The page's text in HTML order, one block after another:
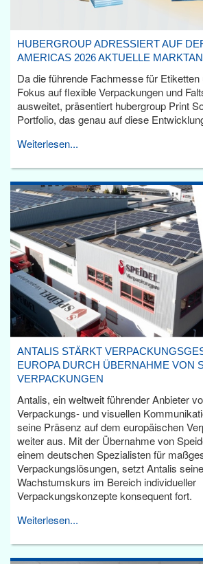
HUBERGROUP ADRESSIERT AUF
AMERICAS 2026 AKTUELLE
Da die führende Fachmesse für
Fokus auf flexible Verpackungen und
ausweitet, präsentiert hubergroup Print
Portfolio, das genau auf diese
Weiterlesen...
ANTALIS STÄRKT
EUROPA DURCH ÜBERNAHME VON
VERPACKUNGEN
Antalis, ein weltweit führender Anbieter
Verpackungs- und visuellen
seine Präsenz auf dem europäischen
weiter aus. Mit der Übernahme von
einem deutschen Spezialisten für
Verpackungslösungen, setzt Antalis
Wachstumskurs im Bereich individueller
Verpackungskonzepte konsequent fort.
Weiterlesen...